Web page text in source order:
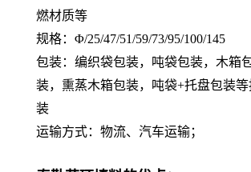
燃材质等
规格：Φ/25/47/51/59/73/95/100/145
包装：编织袋包装，吨袋包装，木箱
装， 熏蒸木箱包装，吨袋+托盘包装
装
运输方式： 物流、汽车运输；